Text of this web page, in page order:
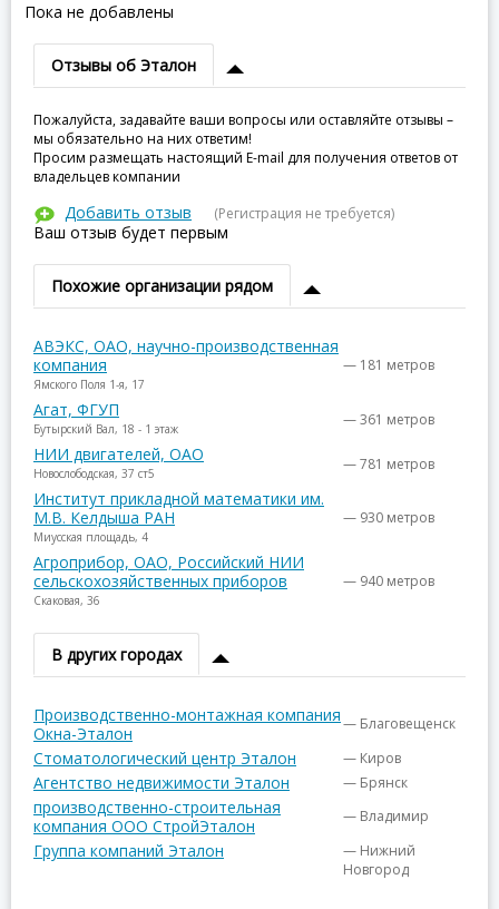
Пока не добавлены
Отзывы об Эталон
Пожалуйста, задавайте ваши вопросы или оставляйте отзывы –
мы обязательно на них ответим!
Просим размещать настоящий E-mail для получения ответов от
владельцев компании
Добавить отзыв (Регистрация не требуется)
Ваш отзыв будет первым
Похожие организации рядом
АВЭКС, ОАО, научно-производственная
компания
Ямского Поля 1-я, 17
— 181 метров
Агат, ФГУП
Бутырский Вал, 18 - 1 этаж — 361 метров
НИИ двигателей, ОАО
Новослободская, 37 ст5 — 781 метров
Институт прикладной математики им.
М.В. Келдыша РАН
Миусская площадь, 4
— 930 метров
Агроприбор, ОАО, Российский НИИ
сельскохозяйственных приборов
Скаковая, 36
— 940 метров
В других городах
Производственно-монтажная компания
Окна-Эталон
— Благовещенск
Стоматологический центр Эталон — Киров
Агентство недвижимости Эталон — Брянск
производственно-строительная
компания ООО СтройЭталон
— Владимир
Группа компаний Эталон
— Нижний
Новгород